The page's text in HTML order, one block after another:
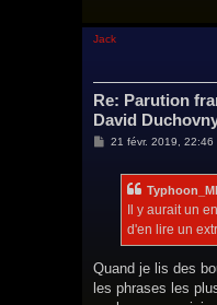
Jack
Re: Parution
David
M21 févr. 2019, 22:46
Il y aurait un
d'en lire un
Quand je lis des
les phrases les